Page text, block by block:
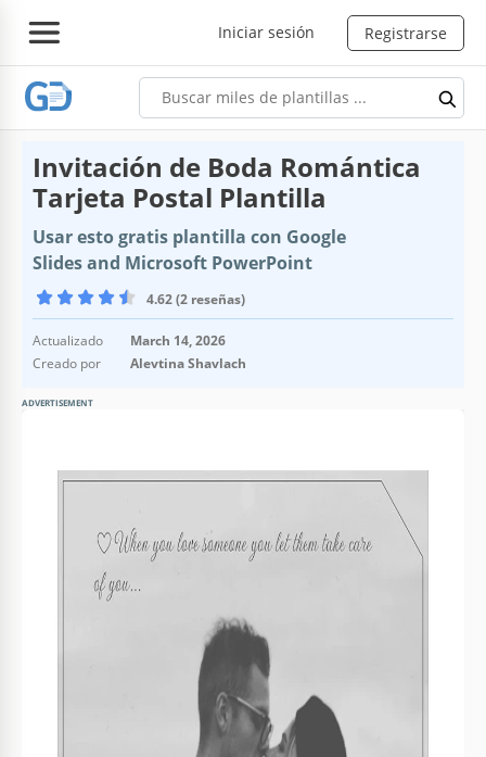
Iniciar sesión Registrarse
Invitación de Boda Romántica
Tarjeta Postal Plantilla
Usar esto gratis plantilla con Google
Slides and Microsoft PowerPoint
4.62 (2 reseñas)
Actualizado
March 14, 2026
Creado por
Alevtina Shavlach
ADVERTISEMENT